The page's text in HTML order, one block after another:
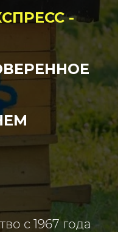
-
с 1967 года